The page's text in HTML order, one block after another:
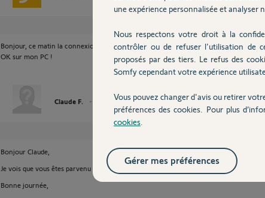
Bonjour, ce matin la connexion indique "mot de passe iou nom utilisateur incorrect",
OK sur mon PC !
Claude F. il y a plus de 2 ans
Bonjour Claude,
Je vois que vous êtes parvenu à vous connecter sur votre application.
Bonne journée,
une expérience personnalisée et analyser
Nous respectons votre droit à la
contrôler ou de refuser l'utilisation de
proposés par des tiers. Le refus des
Somfy cependant votre expérience
Vous pouvez changer d'avis ou retirer
préférences des cookies. Pour plus
cookies
Gérer mes préférences